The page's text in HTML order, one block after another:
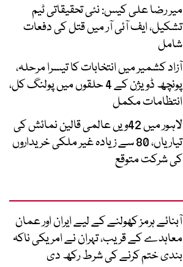
میر رضا علی کیس: نئی تحقیقاتی ٹیم
تشکیل، ایف آئی آر میں قتل کی دفعات
شامل
آزاد کشمیر میں انتخابات کا تیسرا مرحلہ،
پونچھ ڈویژن کے 4 حلقوں میں پولنگ کل،
انتظامات مکمل
لاہور میں 42ویں عالمی قالین نمائش کی
تیاریاں، 80 سے زیادہ غیر ملکی خریداروں
کی شرکت متوقع
آبنائے ہرمز کھولنے کے لیے ایران اور عمان
معاہدے کے قریب، تہران نے امریکی ناکہ
بندی ختم کرنے کی شرط رکھ دی